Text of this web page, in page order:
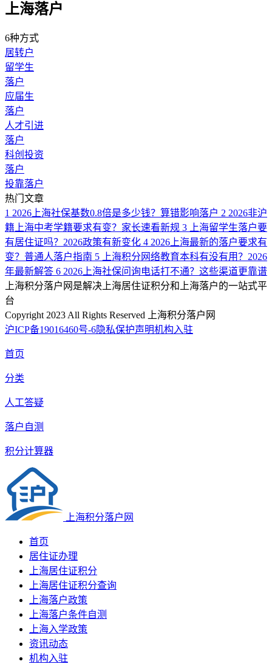
上海落户
6种方式
居转户
留学生
落户
应届生
落户
人才引进
落户
科创投资
落户
投靠落户
热门文章
1 2026上海社保基数0.8倍是多少钱？算错影响落户 2 2026非沪
籍上海中考学籍要求有变？家长速看新规 3 上海留学生落户要
有居住证吗？2026政策有新变化 4 2026上海最新的落户要求有
变？普通人落户指南 5 上海积分网络教育本科有没有用？2026
年最新解答 6 2026上海社保问询电话打不通？这些渠道更靠谱
上海积分落户网是解决上海居住证积分和上海落户的一站式平
台
Copyright 2023 All Rights Reserved 上海积分落户网
沪ICP备19016460号-6隐私保护声明机构入驻
首页
分类
人工答疑
落户自测
积分计算器
上海积分落户网
首页
居住证办理
上海居住证积分
上海居住证积分查询
上海落户政策
上海落户条件自测
上海入学政策
资讯动态
机构入驻